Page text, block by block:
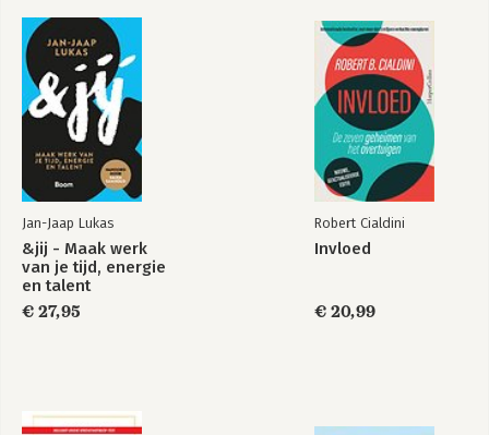
Bekijk alle boeken
Jan-Jaap Lukas
&jij - Maak werk
van je tijd, energie
en talent
€ 27,95
Robert Cialdini
Invloed
€ 20,99